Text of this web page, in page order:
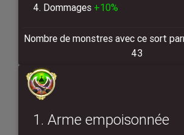
4. Dommages +10%
Nombre de monstres avec ce sort
43
1. Arme empoisonnée